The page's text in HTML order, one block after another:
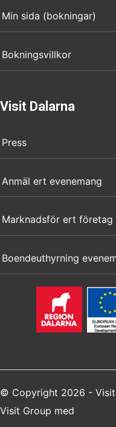
Min sida (bokningar)
Bokningsvillkor
Visit Dalarna
Press
Anmäl ert evenemang
Marknadsför ert företag
Boendeuthyrning
© Copyright 2026 - Visit
Visit Group med